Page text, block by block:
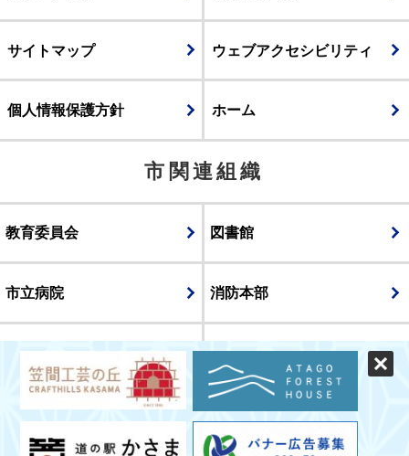
サイトマップ ウェブアクセシビリティ
個人情報保護方針 ホーム
市関連組織
教育委員会 図書館
市立病院 消防本部
議会
表示 スマートフォン版 パソコン版